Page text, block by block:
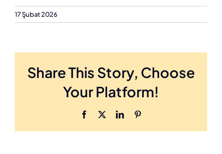
17 Şubat 2026
Share This Story, Choose
Your Platform!
Facebook LinkedIn